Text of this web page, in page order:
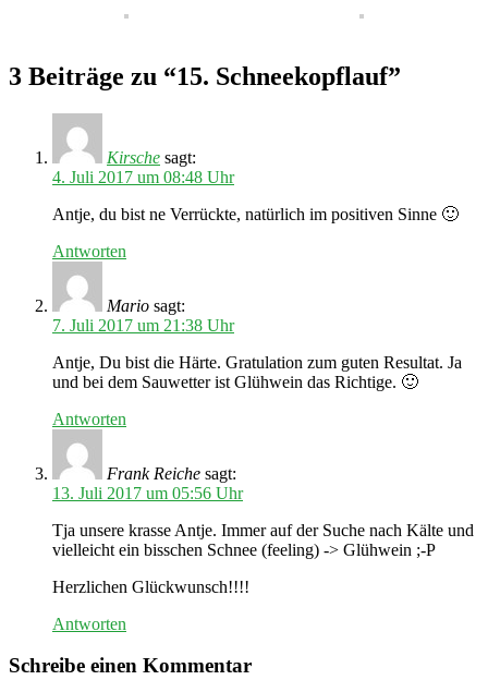
3 Beiträge zu “15. Schneekopflauf”
Kirsche sagt:
4. Juli 2017 um 08:48 Uhr
Antje, du bist ne Verrückte, natürlich im positiven Sinne 🙂
Antworten
Mario sagt:
7. Juli 2017 um 21:38 Uhr
Antje, Du bist die Härte. Gratulation zum guten Resultat. Ja
und bei dem Sauwetter ist Glühwein das Richtige. 🙂
Antworten
Frank Reiche sagt:
13. Juli 2017 um 05:56 Uhr
Tja unsere krasse Antje. Immer auf der Suche nach Kälte und
vielleicht ein bisschen Schnee (feeling) -> Glühwein ;-P
Herzlichen Glückwunsch!!!!
Antworten
Schreibe einen Kommentar